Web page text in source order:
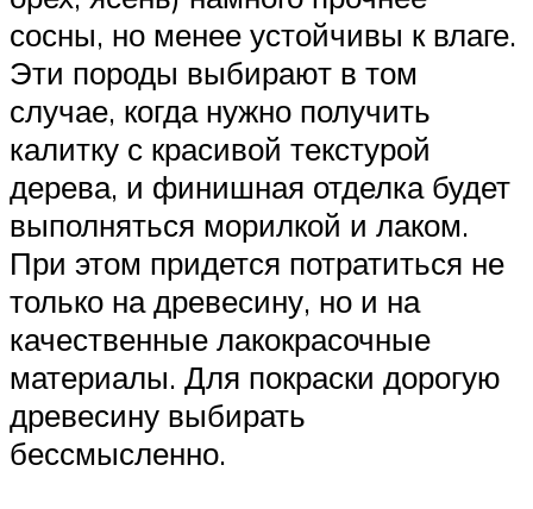
сосны, но менее устойчивы к влаге.
Эти породы выбирают в том
случае, когда нужно получить
калитку с красивой текстурой
дерева, и финишная отделка будет
выполняться морилкой и лаком.
При этом придется потратиться не
только на древесину, но и на
качественные лакокрасочные
материалы. Для покраски дорогую
древесину выбирать
бессмысленно.